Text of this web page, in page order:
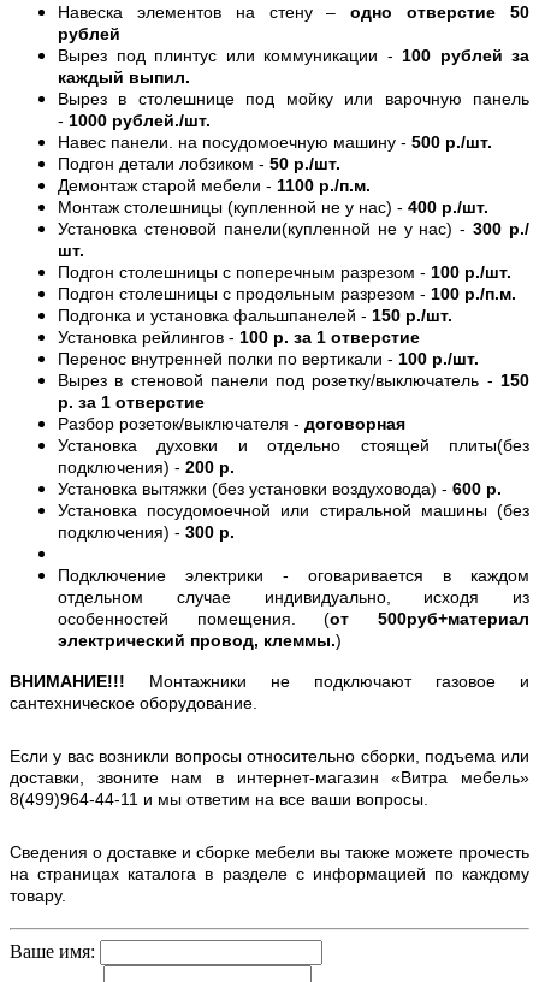
Навеска элементов на стену –одно отверстие 50
рублей
Вырез под плинтус или коммуникации - 100 рублей за
каждый выпил.
Вырез в столешнице под мойку или варочную панель
- 1000 рублей./шт.
Навес панели. на посудомоечную машину - 500 р./шт.
Подгон детали лобзиком - 50 р./шт.
Демонтаж старой мебели - 1100 р./п.м.
Монтаж столешницы (купленной не у нас) - 400 р./шт.
Установка стеновой панели(купленной не у нас) -300 р./
шт.
Подгон столешницы с поперечным разрезом - 100 р./шт.
Подгон столешницы с продольным разрезом - 100 р./п.м.
Подгонка и установка фальшпанелей - 150 р./шт.
Установка рейлингов - 100 р. за 1 отверстие
Перенос внутренней полки по вертикали - 100 р./шт.
Вырез в стеновой панели под розетку/выключатель - 150
р. за 1 отверстие
Разбор розеток/выключателя - договорная
Установка духовки и отдельно стоящей плиты(без
подключения) - 200 р.
Установка вытяжки (без установки воздуховода) - 600 р.
Установка посудомоечной или стиральной машины (без
подключения) - 300 р.
Подключение электрики - оговаривается в каждом
отдельном случае индивидуально, исходя из
особенностей помещения. (от 500руб+материал
электрический провод, клеммы.)
ВНИМАНИЕ!!! Монтажники не подключают газовое и
сантехническое оборудование.
Если у вас возникли вопросы относительно сборки, подъема или
доставки, звоните нам в интернет-магазин «Витра мебель»
8(499)964-44-11 и мы ответим на все ваши вопросы.
Сведения о доставке и сборке мебели вы также можете прочесть
на страницах каталога в разделе с информацией по каждому
товару.
Ваше имя: